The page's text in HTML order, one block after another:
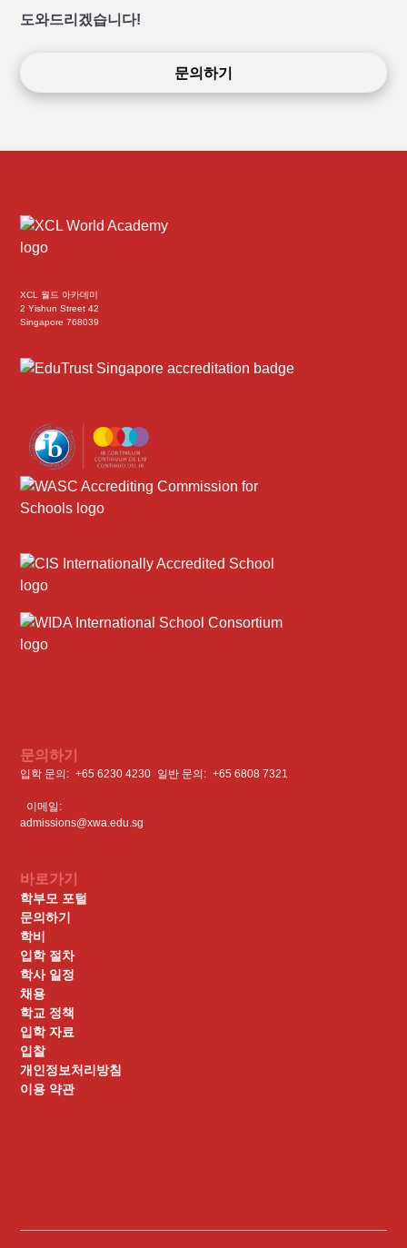
도와드리겠습니다!
문의하기
XCL 월드 아카데미
2 Yishun Street 42
Singapore 768039
문의하기
입학 문의:+65 6230 4230 일반 문의: ‍+65 6808 7321
이메일:
admissions@xwa.edu.sg
바로가기
학부모 포털
문의하기
학비
입학 절차
학사 일정
채용
학교 정책
입학 자료
입찰
개인정보처리방침
이용 약관